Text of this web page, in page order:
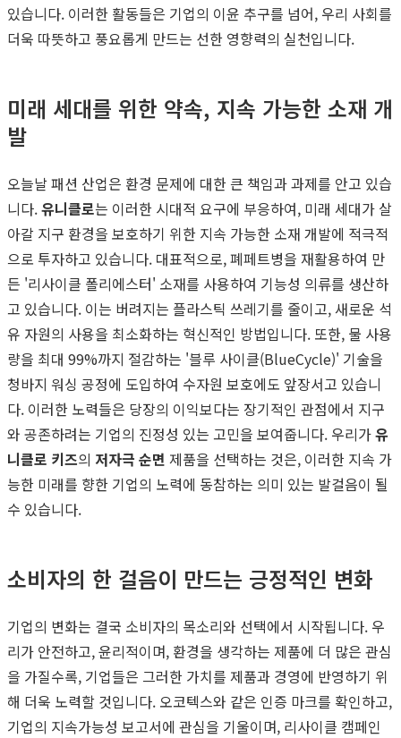
있습니다. 이러한 활동들은 기업의 이윤 추구를 넘어, 우리 사회를
더욱 따뜻하고 풍요롭게 만드는 선한 영향력의 실천입니다.
미래 세대를 위한 약속, 지속 가능한 소재 개
발
오늘날 패션 산업은 환경 문제에 대한 큰 책임과 과제를 안고 있습
니다.유니클로는 이러한 시대적 요구에 부응하여, 미래 세대가 살
아갈 지구 환경을 보호하기 위한 지속 가능한 소재 개발에 적극적
으로 투자하고 있습니다. 대표적으로, 폐페트병을 재활용하여 만
든 '리사이클 폴리에스터' 소재를 사용하여 기능성 의류를 생산하
고 있습니다. 이는 버려지는 플라스틱 쓰레기를 줄이고, 새로운 석
유 자원의 사용을 최소화하는 혁신적인 방법입니다. 또한, 물 사용
량을 최대 99%까지 절감하는 '블루 사이클(BlueCycle)' 기술을
청바지 워싱 공정에 도입하여 수자원 보호에도 앞장서고 있습니
다. 이러한 노력들은 당장의 이익보다는 장기적인 관점에서 지구
와 공존하려는 기업의 진정성 있는 고민을 보여줍니다. 우리가유
니클로 키즈의 저자극 순면 제품을 선택하는 것은, 이러한 지속 가
능한 미래를 향한 기업의 노력에 동참하는 의미 있는 발걸음이 될
수 있습니다.
소비자의 한 걸음이 만드는 긍정적인 변화
기업의 변화는 결국 소비자의 목소리와 선택에서 시작됩니다. 우
리가 안전하고, 윤리적이며, 환경을 생각하는 제품에 더 많은 관심
을 가질수록, 기업들은 그러한 가치를 제품과 경영에 반영하기 위
해 더욱 노력할 것입니다. 오코텍스와 같은 인증 마크를 확인하고,
기업의 지속가능성 보고서에 관심을 기울이며, 리사이클 캠페인